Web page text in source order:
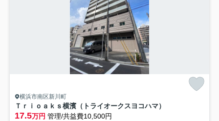
横浜市南区新川町
Ｔｒｉｏａｋｓ横濱（トライオークスヨコハマ）
17.5万円 管理/共益費10,500円